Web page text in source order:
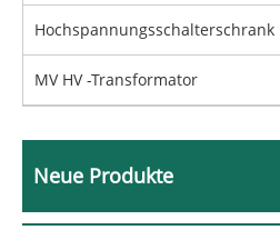
Hochspannungsschalterschrank
MV HV -Transformator
Neue Produkte